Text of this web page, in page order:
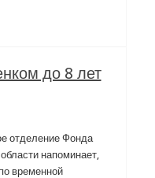
до 8 лет
отделение Фонда
напоминает,
временной